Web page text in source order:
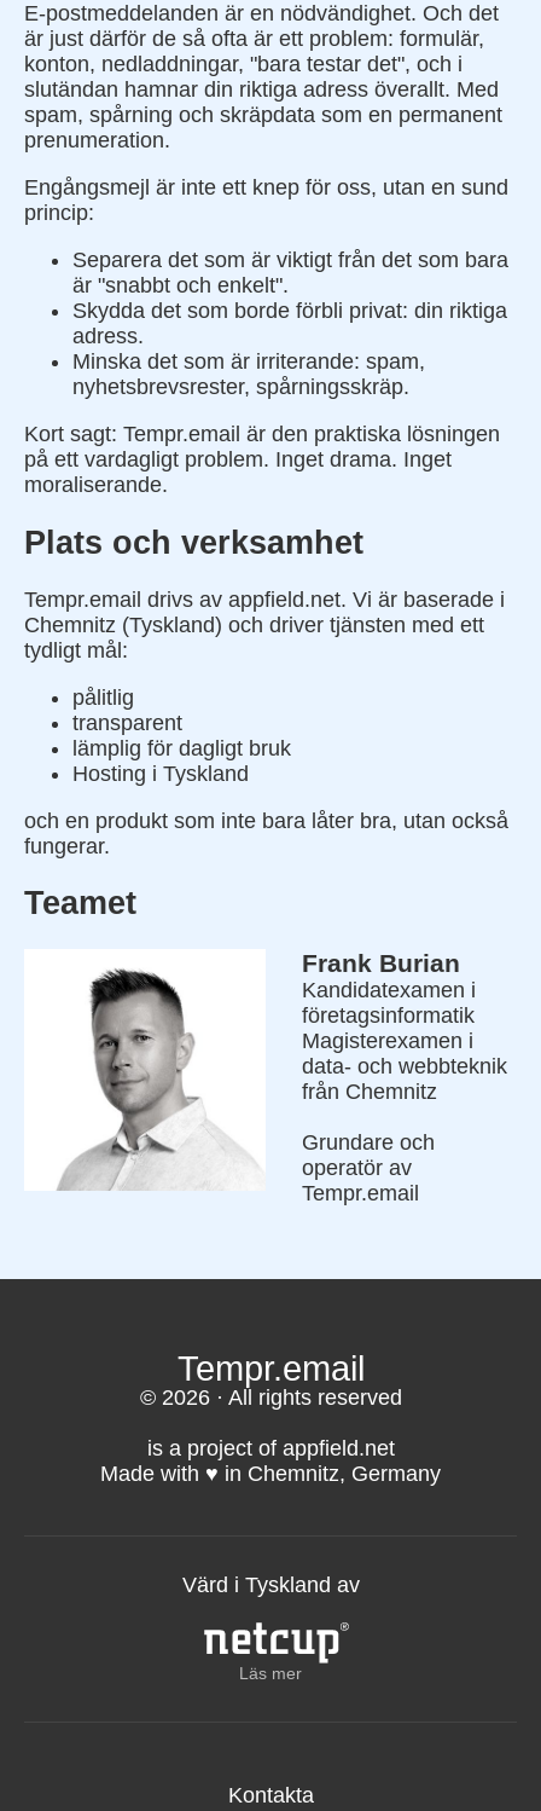
E-postmeddelanden är en nödvändighet. Och det
är just därför de så ofta är ett problem: formulär,
konton, nedladdningar, "bara testar det", och i
slutändan hamnar din riktiga adress överallt. Med
spam, spårning och skräpdata som en permanent
prenumeration.
Engångsmejl är inte ett knep för oss, utan en sund
princip:
Separera det som är viktigt från det som bara
är "snabbt och enkelt".
Skydda det som borde förbli privat: din riktiga
adress.
Minska det som är irriterande: spam,
nyhetsbrevsrester, spårningsskräp.
Kort sagt: Tempr.email är den praktiska lösningen
på ett vardagligt problem. Inget drama. Inget
moraliserande.
Plats och verksamhet
Tempr.email drivs av appfield.net. Vi är baserade i
Chemnitz (Tyskland) och driver tjänsten med ett
tydligt mål:
pålitlig
transparent
lämplig för dagligt bruk
Hosting i Tyskland
och en produkt som inte bara låter bra, utan också
fungerar.
Teamet
Frank Burian
Kandidatexamen i
företagsinformatik
Magisterexamen i
data- och webbteknik
från Chemnitz
Grundare och
operatör av
Tempr.email
Tempr.email
© 2026 · All rights reserved
is a project of appfield.net
Made with ♥️ in Chemnitz, Germany
Värd i Tyskland av
Läs mer
Kontakta